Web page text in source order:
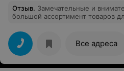
Отзыв. Замечательные и
большой ассортимент товаров
Все адреса